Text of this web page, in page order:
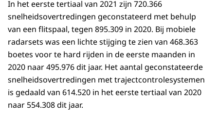
In het eerste tertiaal van 2021 zijn 720.366
snelheidsovertredingen geconstateerd met behulp
van een flitspaal, tegen 895.309 in 2020. Bij mobiele
radarsets was een lichte stijging te zien van 468.363
boetes voor te hard rijden in de eerste maanden in
2020 naar 495.976 dit jaar. Het aantal geconstateerde
snelheidsovertredingen met trajectcontrolesystemen
is gedaald van 614.520 in het eerste tertiaal van 2020
naar 554.308 dit jaar.